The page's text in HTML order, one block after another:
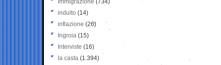
Immigrazione (734)
indulto (14)
inflazione (26)
Ingroia (15)
Interviste (16)
la casta (1.394)